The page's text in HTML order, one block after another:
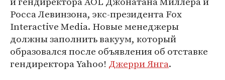
Росса Левинзона, экс-президента Fox
Interactive Media. Новые менеджеры
должны заполнить вакуум, который
образовался после объявления об отставке
гендиректора Yahoo! Джерри Янга.